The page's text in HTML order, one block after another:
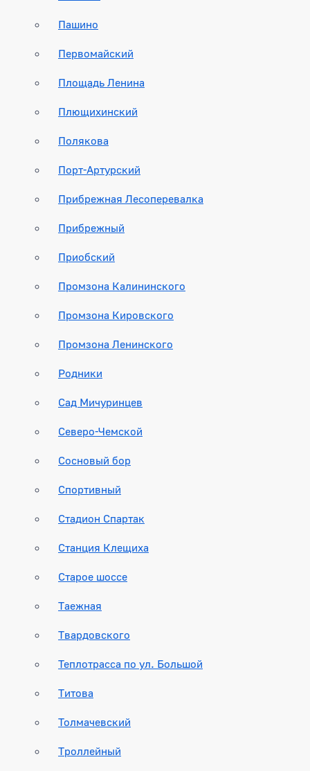
Пашино
Первомайский
Площадь Ленина
Плющихинский
Полякова
Порт-Артурский
Прибрежная Лесоперевалка
Прибрежный
Приобский
Промзона Калининского
Промзона Кировского
Промзона Ленинского
Родники
Сад Мичуринцев
Северо-Чемской
Сосновый бор
Спортивный
Стадион Спартак
Станция Клещиха
Старое шоссе
Таежная
Твардовского
Теплотрасса по ул. Большой
Титова
Толмачевский
Троллейный